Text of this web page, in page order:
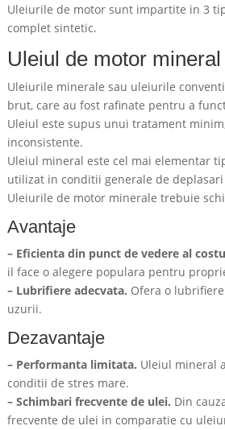
Uleiurile de motor sunt impartite in 3
complet sintetic.
Uleiul de motor mineral
Uleiurile minerale sau uleiurile
brut, care au fost rafinate pentru a
Uleiul este supus unui tratament
inconsistente.
Uleiul mineral este cel mai elementar
utilizat in conditii generale de
Uleiurile de motor minerale trebuie
Avantaje
– Eficienta din punct de vedere al
il face o alegere populara pentru
– Lubrifiere adecvata. Ofera o
uzurii.
Dezavantaje
– Performanta limitata. Uleiul mineral
conditii de stres mare.
– Schimbari frecvente de ulei. Din
frecvente de ulei in comparatie cu